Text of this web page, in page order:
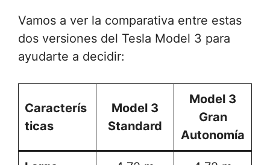
Vamos a ver la comparativa entre estas
dos versiones del Tesla Model 3 para
ayudarte a decidir:
Caracterís
ticas
Model 3
Standard
Model 3
Gran
Autonomía